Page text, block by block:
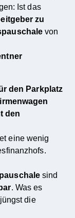
Ist das
zu
von
den Parkplatz
den
eine wenig
sind
. Was es
die